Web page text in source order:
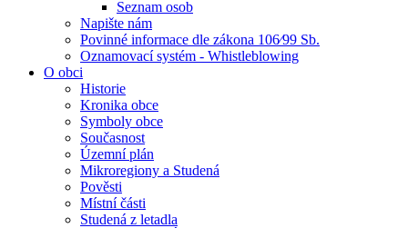
Seznam osob
Napište nám
Povinné informace dle zákona 106⁄99 Sb.
Oznamovací systém - Whistleblowing
O obci
Historie
Kronika obce
Symboly obce
Současnost
Územní plán
Mikroregiony a Studená
Pověsti
Místní části
Studená z letadla